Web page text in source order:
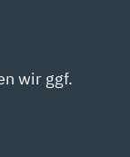
wir ggf.